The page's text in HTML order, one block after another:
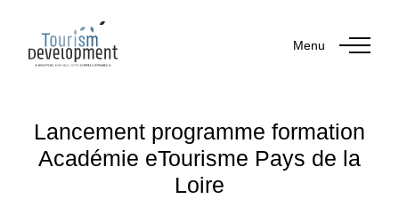
Menu
Lancement programme formation
Académie eTourisme Pays de la
Loire